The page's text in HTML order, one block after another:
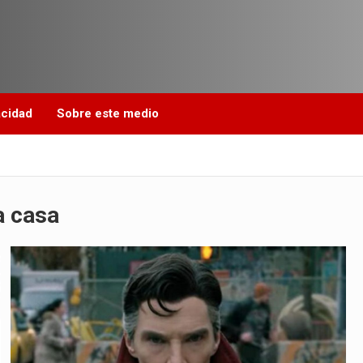
Sobre este medio
casa